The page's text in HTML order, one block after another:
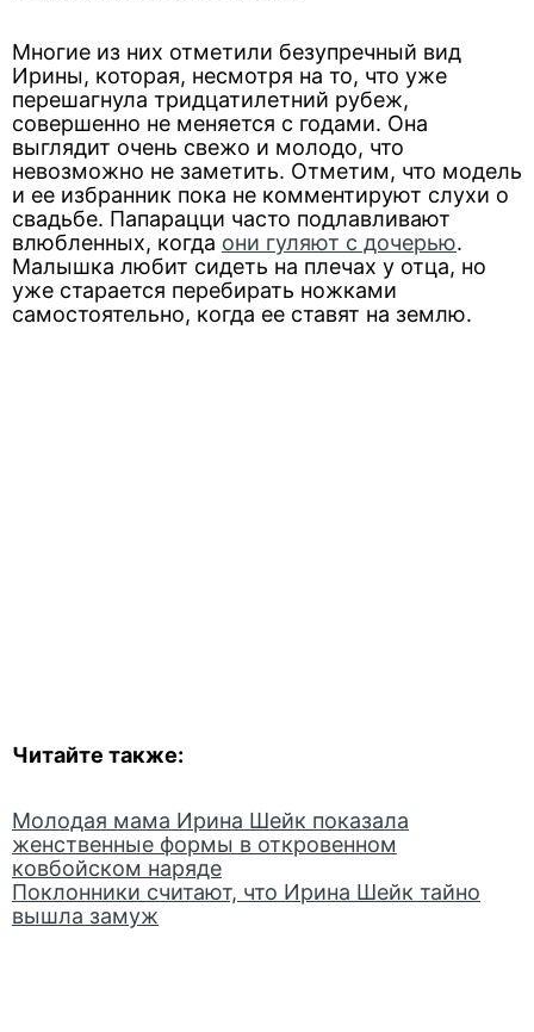
Многие из них отметили безупречный вид
Ирины, которая, несмотря на то, что уже
перешагнула тридцатилетний рубеж,
совершенно не меняется с годами. Она
выглядит очень свежо и молодо, что
невозможно не заметить. Отметим, что модель
и ее избранник пока не комментируют слухи о
свадьбе. Папарацци часто подлавливают
влюбленных, когда они гуляют с дочерью.
Малышка любит сидеть на плечах у отца, но
уже старается перебирать ножками
самостоятельно, когда ее ставят на землю.
Читайте также:
Молодая мама Ирина Шейк показала
женственные формы в откровенном
ковбойском наряде
Поклонники считают, что Ирина Шейк тайно
вышла замуж